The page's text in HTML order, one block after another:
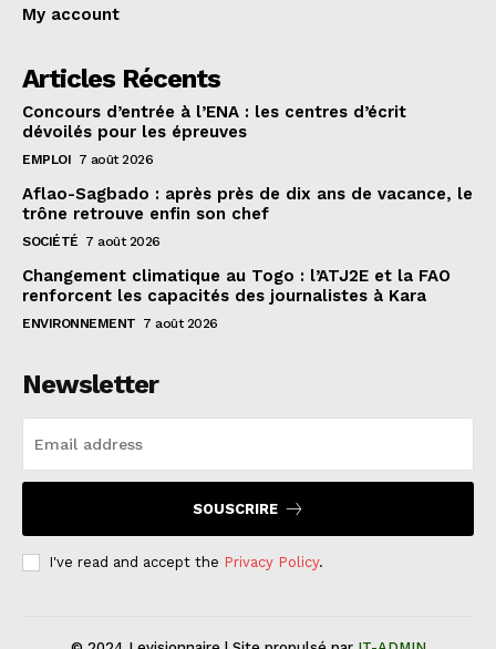
My account
Articles Récents
Concours d’entrée à l’ENA : les centres d’écrit
dévoilés pour les épreuves
EMPLOI 7 août 2026
Aflao-Sagbado : après près de dix ans de vacance, le
trône retrouve enfin son chef
SOCIÉTÉ 7 août 2026
Changement climatique au Togo : l’ATJ2E et la FAO
renforcent les capacités des journalistes à Kara
ENVIRONNEMENT 7 août 2026
Newsletter
SOUSCRIRE
I've read and accept the Privacy Policy.